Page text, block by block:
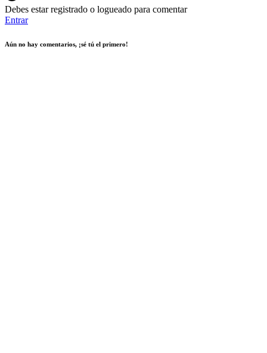
Debes estar registrado o logueado para comentar
Entrar
Aún no hay comentarios, ¡sé tú el primero!